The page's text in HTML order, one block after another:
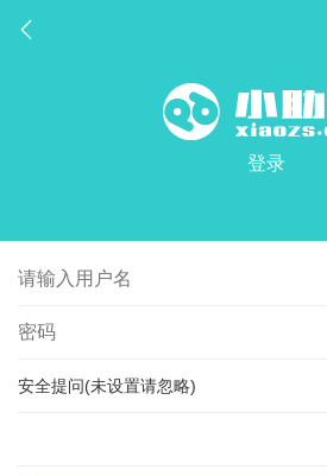
登录
安全提问(未设置请忽略)